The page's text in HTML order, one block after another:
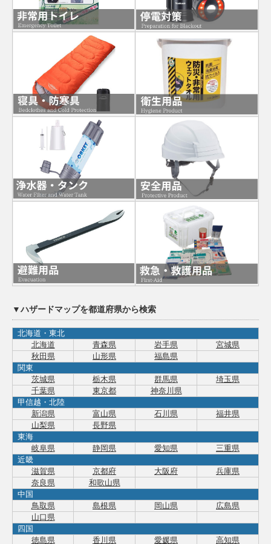
▼ハザードマップを都道府県から検索
北海道・東北
北海道
青森県 岩手県
宮城県
秋田県
山形県
福島県
関東
茨城県
栃木県 群馬県
埼玉県
千葉県
東京都
神奈川県
甲信越・北陸
新潟県
富山県 石川県
福井県
山梨県
長野県
東海
岐阜県
静岡県 愛知県
三重県
近畿
滋賀県
京都府 大阪府
兵庫県
奈良県
和歌山県
中国
鳥取県
島根県 岡山県
広島県
山口県
四国
徳島県
香川県 愛媛県 高知県